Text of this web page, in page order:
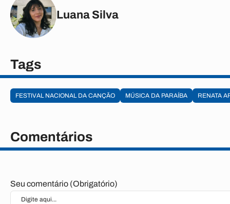
Luana Silva
Tags
FESTIVAL NACIONAL DA CANÇÃO MÚSICA DA PARAÍBA RENATA
Comentários
Seu comentário (Obrigatório)